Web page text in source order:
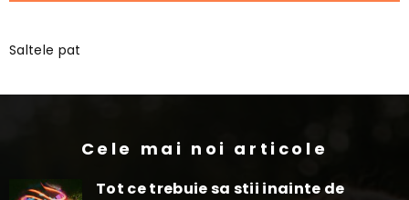
Saltele pat
Cele mai noi articole
Tot ce trebuie sa stii inainte de